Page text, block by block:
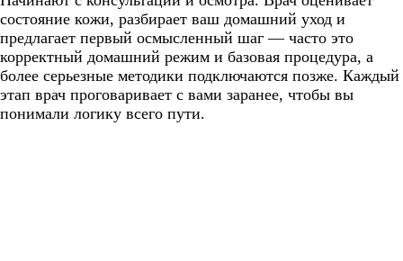
состояние кожи, разбирает ваш домашний уход и
предлагает первый осмысленный шаг — часто это
корректный домашний режим и базовая процедура, а
более серьезные методики подключаются позже. Каждый
этап врач проговаривает с вами заранее, чтобы вы
понимали логику всего пути.